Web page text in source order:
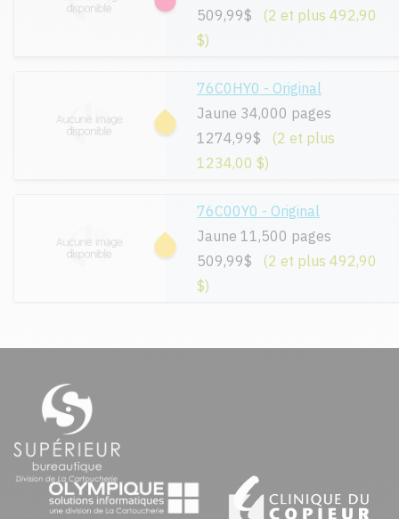
509,99$
(2 et plus 492,90
$)
76C0HY0 - Original
Jaune 34,000 pages
1274,99$
(2 et plus
1234,00 $)
76C00Y0 - Original
Jaune 11,500 pages
509,99$
(2 et plus 492,90
$)